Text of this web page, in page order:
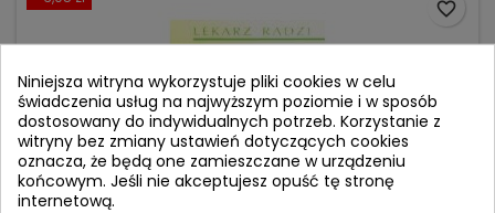
favorite_border
Niniejsza witryna wykorzystuje pliki cookies w celu
świadczenia usług na najwyższym poziomie i w sposób
dostosowany do indywidualnych potrzeb. Korzystanie z
witryny bez zmiany ustawień dotyczących cookies
oznacza, że będą one zamieszczane w urządzeniu
końcowym. Jeśli nie akceptujesz opuść tę stronę
internetową.